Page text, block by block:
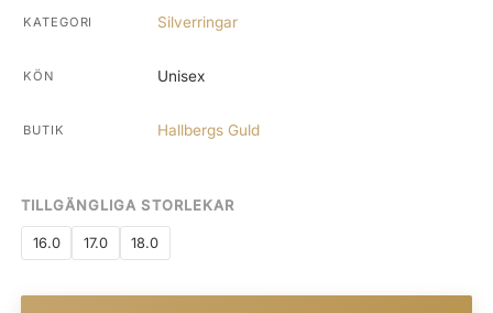
KATEGORI Silverringar
KÖN Unisex
BUTIK Hallbergs Guld
TILLGÄNGLIGA STORLEKAR
16.0 17.0 18.0